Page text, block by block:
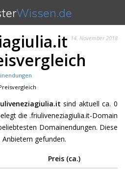
Wissen.de
14. November 2018
sind aktuell ca. 0
die .friuliveneziagiulia.it-Domain
Domainendungen. Diese
gefunden.
Preis (ca.)